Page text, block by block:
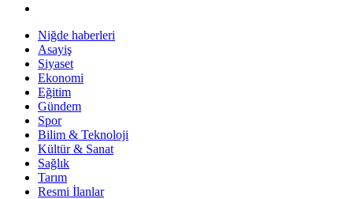
Niğde haberleri
Asayiş
Siyaset
Ekonomi
Eğitim
Gündem
Spor
Bilim & Teknoloji
Kültür & Sanat
Sağlık
Tarım
Resmi İlanlar